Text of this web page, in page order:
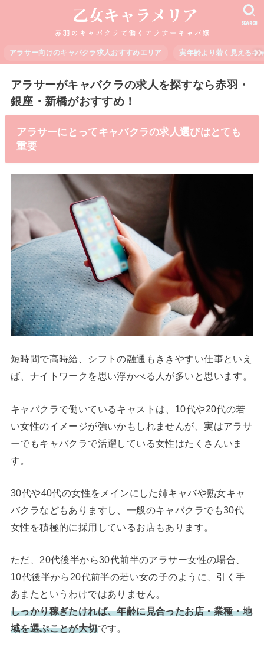
アラサー向けのキャバクラ求人おすすめエリア 実年齢より若く見えるキ
SEARCH
アラサーがキャバクラの求人を探すなら赤羽・
銀座・新橋がおすすめ！
アラサーにとってキャバクラの求人選びはとても
重要
短時間で高時給、シフトの融通もききやすい仕事といえ
ば、ナイトワークを思い浮かべる人が多いと思います。
キャバクラで働いているキャストは、10代や20代の若
い女性のイメージが強いかもしれませんが、実はアラサ
ーでもキャバクラで活躍している女性はたくさんいま
す。
30代や40代の女性をメインにした姉キャバや熟女キャ
バクラなどもありますし、一般のキャバクラでも30代
女性を積極的に採用しているお店もあります。
ただ、20代後半から30代前半のアラサー女性の場合、
10代後半から20代前半の若い女の子のように、引く手
あまたというわけではありません。
しっかり稼ぎたければ、年齢に見合ったお店・業種・地
域を選ぶことが大切です。